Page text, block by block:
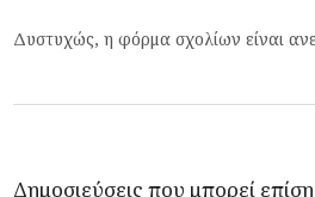
Δυστυχώς, η φόρμα σχολίων είναι
Δημοσιεύσεις που μπορεί